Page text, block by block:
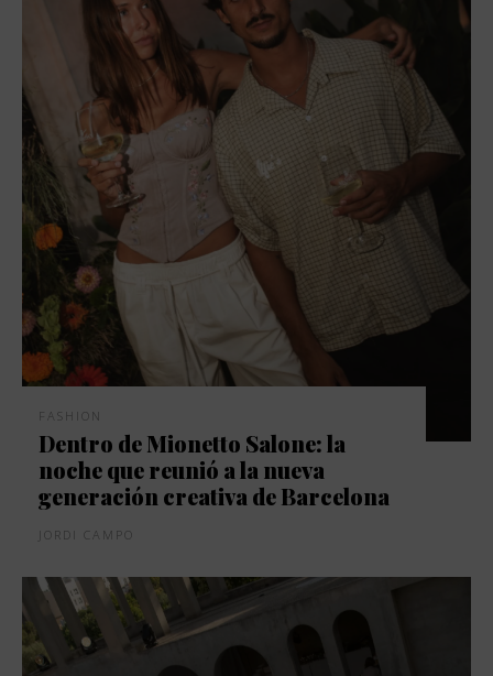
FASHION
Dentro de Mionetto Salone: la
noche que reunió a la nueva
generación creativa de Barcelona
JORDI CAMPO